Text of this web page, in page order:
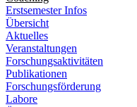
Erstsemester Infos
Übersicht
Aktuelles
Veranstaltungen
Forschungsaktivitäten
Publikationen
Forschungsförderung
Labore